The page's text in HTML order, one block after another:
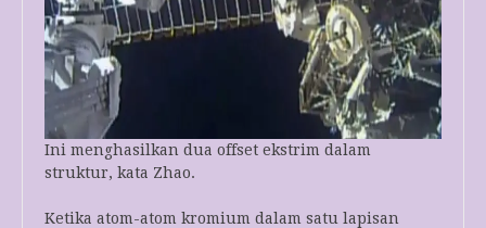
Ini menghasilkan dua offset ekstrim dalam
struktur, kata Zhao.
Ketika atom-atom kromium dalam satu lapisan